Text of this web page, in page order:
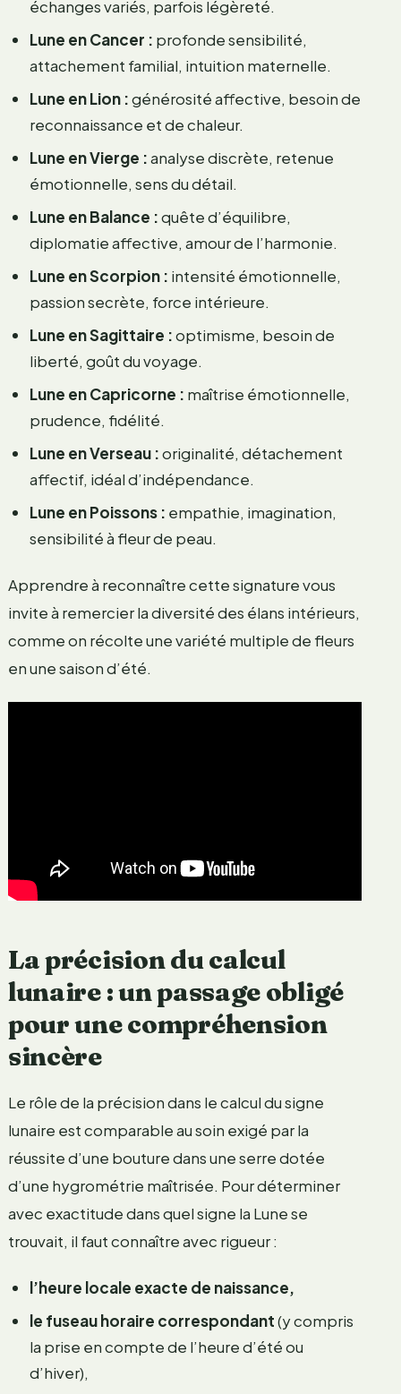
échanges variés, parfois légèreté.
Lune en Cancer : profonde sensibilité,
attachement familial, intuition maternelle.
Lune en Lion :générosité affective, besoin de
reconnaissance et de chaleur.
Lune en Vierge :analyse discrète, retenue
émotionnelle, sens du détail.
Lune en Balance :quête d’équilibre,
diplomatie affective, amour de l’harmonie.
Lune en Scorpion : intensité émotionnelle,
passion secrète, force intérieure.
Lune en Sagittaire :optimisme, besoin de
liberté, goût du voyage.
Lune en Capricorne : maîtrise émotionnelle,
prudence, fidélité.
Lune en Verseau :originalité, détachement
affectif, idéal d’indépendance.
Lune en Poissons : empathie, imagination,
sensibilité à fleur de peau.
Apprendre à reconnaître cette signature vous
invite à remercier la diversité des élans intérieurs,
comme on récolte une variété multiple de fleurs
en une saison d’été.
La précision du calcul
lunaire : un passage obligé
pour une compréhension
sincère
Le rôle de la précision dans le calcul du signe
lunaire est comparable au soin exigé par la
réussite d’une bouture dans une serre dotée
d’une hygrométrie maîtrisée. Pour déterminer
avec exactitude dans quel signe la Lune se
trouvait, il faut connaître avec rigueur :
l’heure locale exacte de naissance,
le fuseau horaire correspondant(y compris
la prise en compte de l’heure d’été ou
d’hiver),